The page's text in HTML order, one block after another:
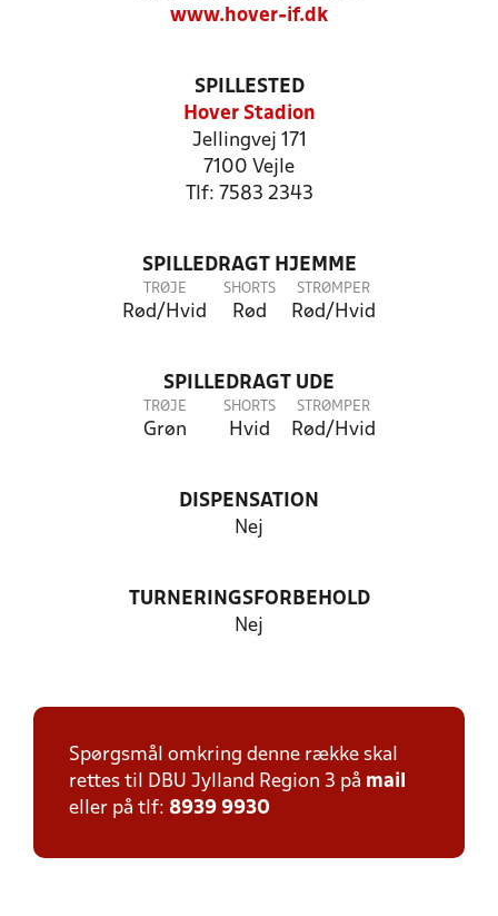
www.hover-if.dk
SPILLESTED
Hover Stadion
Jellingvej 171
7100 Vejle
Tlf: 7583 2343
SPILLEDRAGT HJEMME
TRØJE
Rød/Hvid
SHORTS
Rød
STRØMPER
Rød/Hvid
SPILLEDRAGT UDE
TRØJE
Grøn
SHORTS
Hvid
STRØMPER
Rød/Hvid
DISPENSATION
Nej
TURNERINGSFORBEHOLD
Nej
Spørgsmål omkring denne række skal
rettes til DBU Jylland Region 3 på mail
eller på tlf: 8939 9930